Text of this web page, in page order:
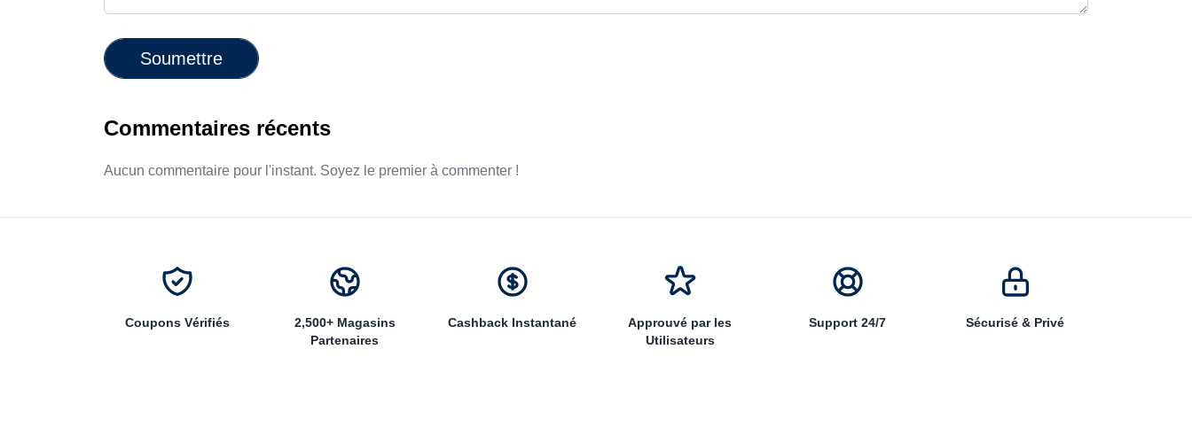
Soumettre
Commentaires récents
Aucun commentaire pour l'instant. Soyez le premier à commenter !
Coupons Vérifiés
2,500+ Magasins
Partenaires
Cashback Instantané
Approuvé par les
Utilisateurs
Support 24/7 Sécurisé & Privé